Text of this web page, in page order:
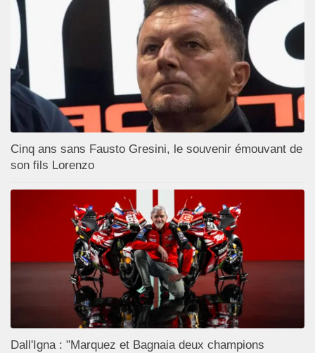
Cinq ans sans Fausto Gresini, le souvenir émouvant de
son fils Lorenzo
Dall'Igna : "Marquez et Bagnaia deux champions